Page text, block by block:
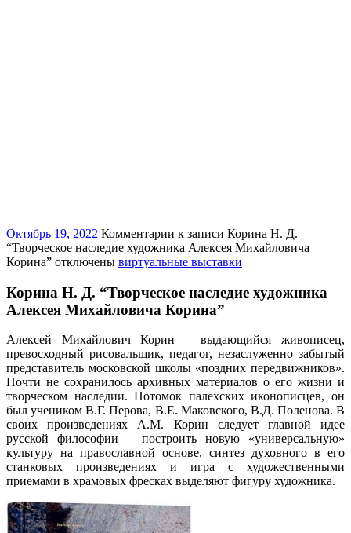
Октябрь 19, 2022 Комментарии к записи Корина Н. Д.
“Творческое наследие художника Алексея Михайловича
Корина” отключены виртуальные выставки
Корина Н. Д. “Творческое наследие художника
Алексея Михайловича Корина”
Алексей Михайлович Корин – выдающийся живописец,
превосходный рисовальщик, педагог, незаслуженно забытый
представитель московской школы «поздних передвижников».
Почти не сохранилось архивных материалов о его жизни и
творческом наследии. Потомок палехских иконописцев, он
был учеником В.Г. Перова, В.Е. Маковского, В.Д. Поленова. В
своих произведениях А.М. Корин следует главной идее
русской философии – построить новую «универсальную»
культуру на православной основе, синтез духовного в его
станковых произведениях и игра с художественными
приемами в храмовых фресках выделяют фигуру художника.